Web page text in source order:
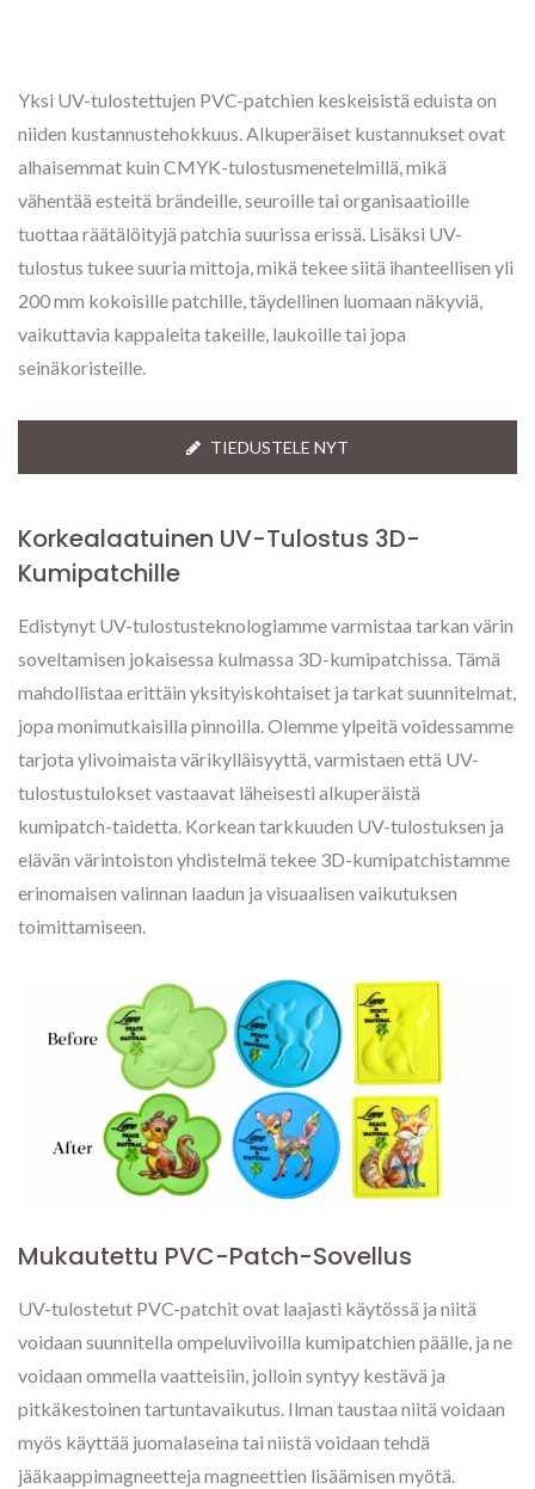
Yksi UV-tulostettujen PVC-patchien keskeisistä eduista on
niiden kustannustehokkuus. Alkuperäiset kustannukset ovat
alhaisemmat kuin CMYK-tulostusmenetelmillä, mikä
vähentää esteitä brändeille, seuroille tai organisaatioille
tuottaa räätälöityjä patchia suurissa erissä. Lisäksi UV-
tulostus tukee suuria mittoja, mikä tekee siitä ihanteellisen yli
200 mm kokoisille patchille, täydellinen luomaan näkyviä,
vaikuttavia kappaleita takeille, laukoille tai jopa
seinäkoristeille.
TIEDUSTELE NYT
Korkealaatuinen UV-Tulostus 3D-
Kumipatchille
Edistynyt UV-tulostusteknologiamme varmistaa tarkan värin
soveltamisen jokaisessa kulmassa 3D-kumipatchissa. Tämä
mahdollistaa erittäin yksityiskohtaiset ja tarkat suunnitelmat,
jopa monimutkaisilla pinnoilla. Olemme ylpeitä voidessamme
tarjota ylivoimaista värikylläisyyttä, varmistaen että UV-
tulostustulokset vastaavat läheisesti alkuperäistä
kumipatch-taidetta. Korkean tarkkuuden UV-tulostuksen ja
elävän värintoiston yhdistelmä tekee 3D-kumipatchistamme
erinomaisen valinnan laadun ja visuaalisen vaikutuksen
toimittamiseen.
Mukautettu PVC-Patch-Sovellus
UV-tulostetut PVC-patchit ovat laajasti käytössä ja niitä
voidaan suunnitella ompeluviivoilla kumipatchien päälle, ja ne
voidaan ommella vaatteisiin, jolloin syntyy kestävä ja
pitkäkestoinen tartuntavaikutus. Ilman taustaa niitä voidaan
myös käyttää juomalaseina tai niistä voidaan tehdä
jääkaappimagneetteja magneettien lisäämisen myötä.